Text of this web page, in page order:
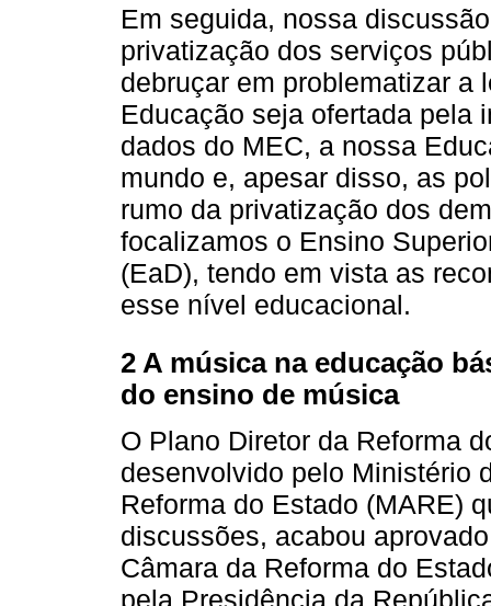
Em seguida, nossa
privatização dos serviços
debruçar em problematizar a
Educação seja ofertada pela
dados do MEC, a nossa
mundo e, apesar disso, as
rumo da privatização dos
focalizamos o Ensino
(EaD), tendo em vista as
esse nível educacional.
2 A música na educação
do ensino de música
O Plano Diretor da Reforma
desenvolvido pelo Ministério
Reforma do Estado (MARE)
discussões, acabou
Câmara da Reforma do
pela Presidência da